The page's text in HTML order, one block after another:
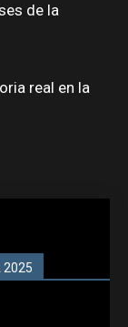
de la
real en la
2025